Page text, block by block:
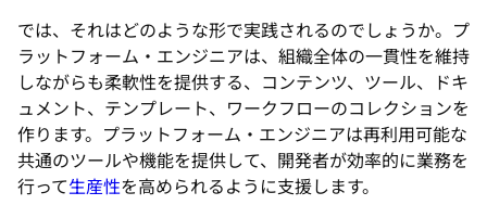
では、それはどのような形で実践されるのでしょうか。プ
ラットフォーム・エンジニアは、組織全体の一貫性を維持
しながらも柔軟性を提供する、コンテンツ、ツール、ドキ
ュメント、テンプレート、ワークフローのコレクションを
作ります。プラットフォーム・エンジニアは再利用可能な
共通のツールや機能を提供して、開発者が効率的に業務を
行って生産性を高められるように支援します。